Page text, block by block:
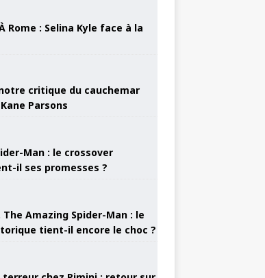
Rome : Selina Kyle face à la
critique du cauchemar
Parsons
Man : le crossover
il ses promesses ?
The Amazing Spider-Man : le
tient-il encore le choc ?